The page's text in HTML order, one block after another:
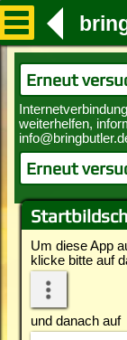
Um diese App
klicke bitte auf
und danach auf
Erneut
Erneut